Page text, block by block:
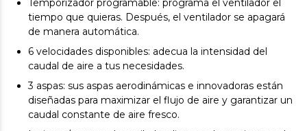
tiempo que quieras. Después, el ventilador se apagará
de manera automática.
6 velocidades disponibles: adecua la intensidad del
caudal de aire a tus necesidades.
3 aspas: sus aspas aerodinámicas e innovadoras están
diseñadas para maximizar el flujo de aire y garantizar un
caudal constante de aire fresco.